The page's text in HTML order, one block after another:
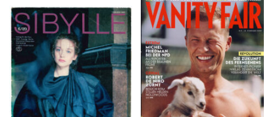
VANITY FAIR – Nr. 7 –
8. Februar 2007
SIBYLLE 6/89